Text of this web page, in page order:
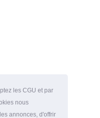
les CGU et par
nous
annonces, d'offrir